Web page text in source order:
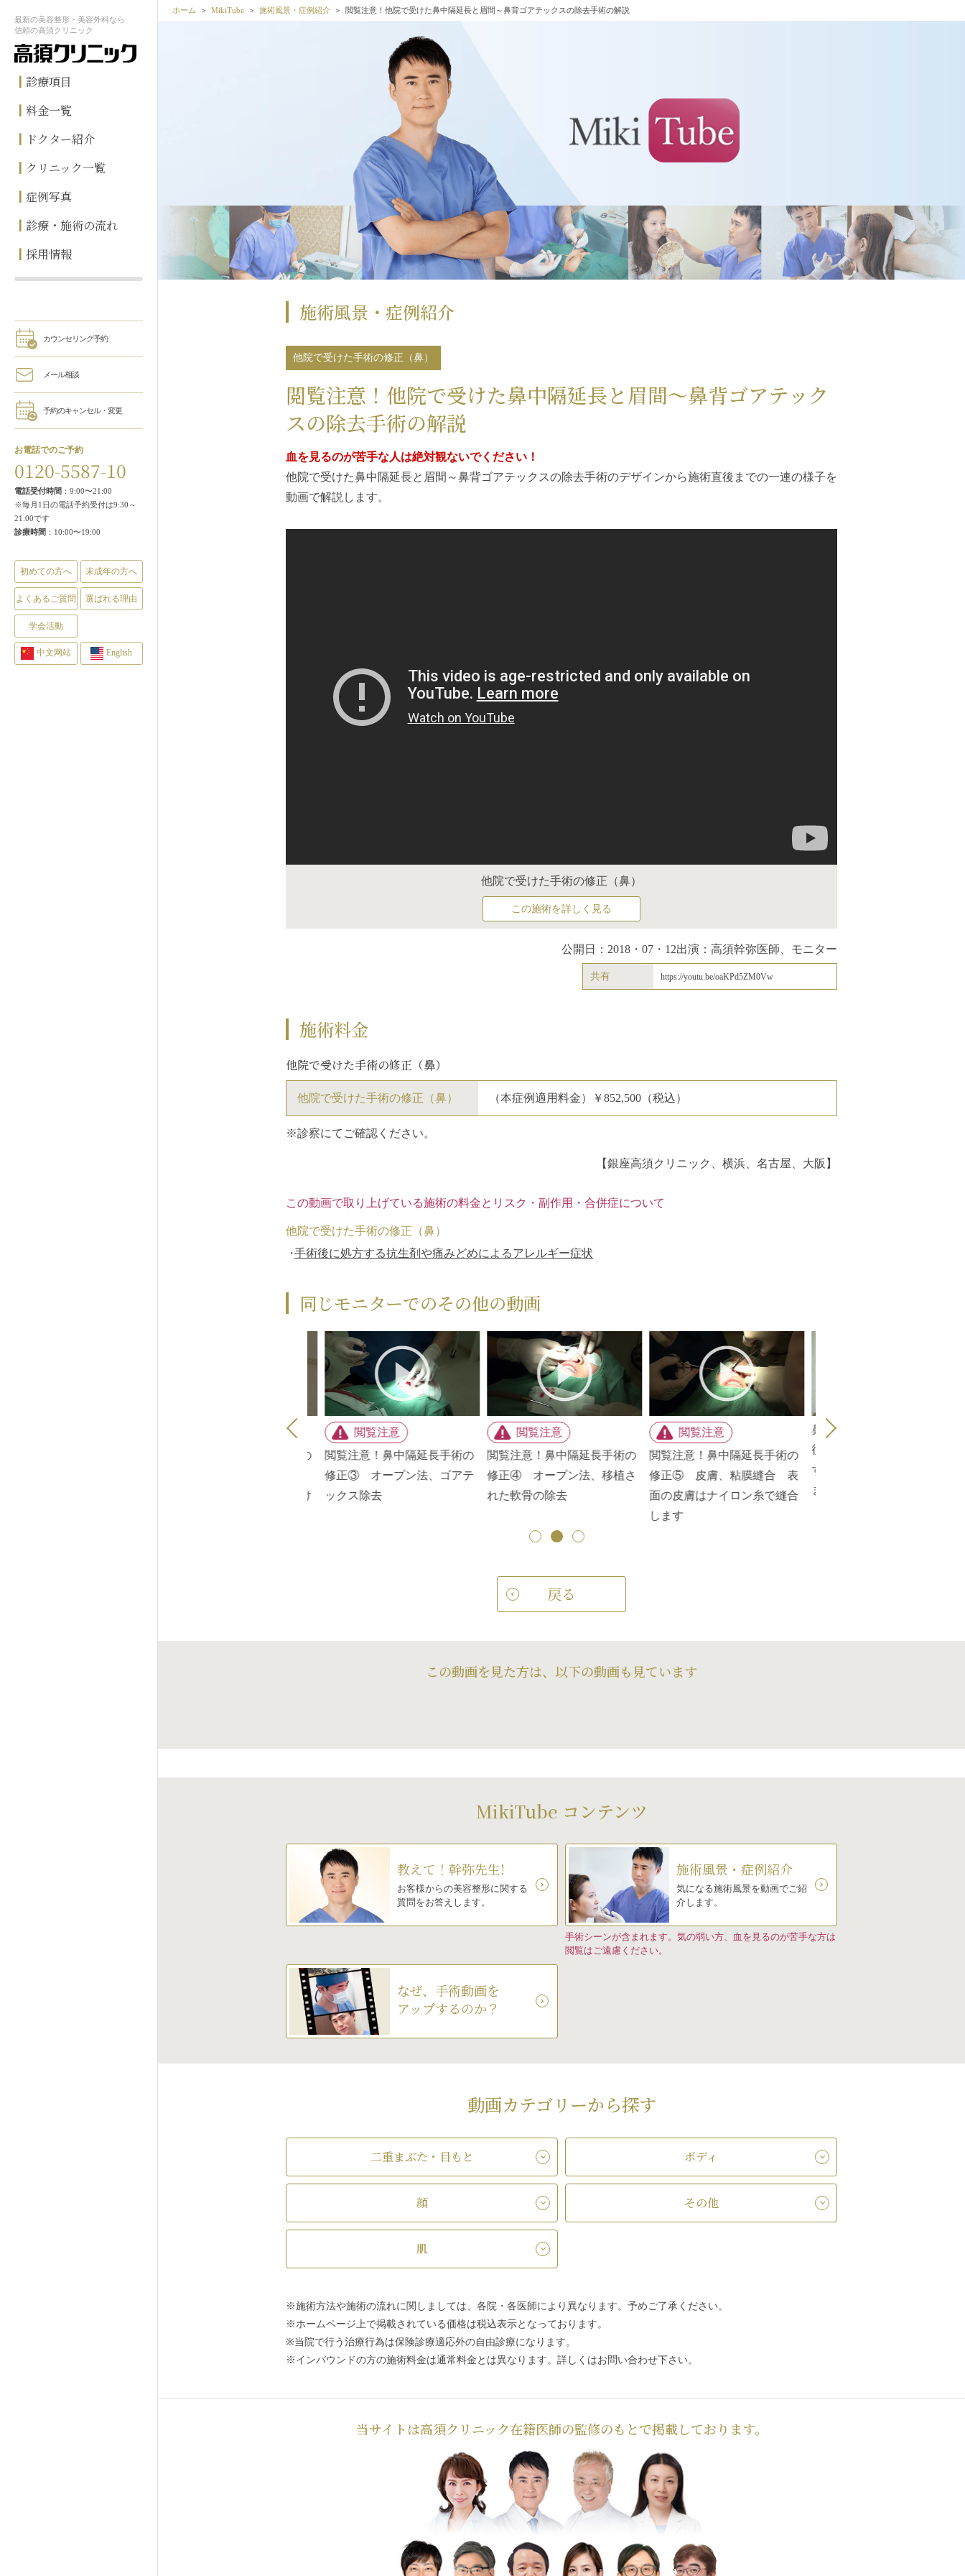
最新の美容整形・美容外科なら
信頼の高須クリニック
診療項目
料金一覧
ドクター紹介
クリニック一覧
症例写真
診療・施術の流れ
採用情報
カウンセリング予約
メール相談
予約のキャンセル・変更
お電話でのご予約
0120-5587-10
電話受付時間 ：9:00〜21:00
※毎月1日の電話予約受付は9:30～
21:00です
診療時間 ：10:00〜19:00
初めての方へ 未成年の方へ
よくあるご質問 選ばれる理由
学会活動
中文网站 English
ホーム MikiTube 施術風景・症例紹介 閲覧注意！他院で受けた鼻中隔延長と眉間～鼻背ゴアテックスの除去手術の解説
施術風景・症例紹介
他院で受けた手術の修正（鼻）
閲覧注意！他院で受けた鼻中隔延長と眉間～鼻背ゴアテック
スの除去手術の解説
血を見るのが苦手な人は絶対観ないでください！
他院で受けた鼻中隔延長と眉間～鼻背ゴアテックスの除去手術のデザインから施術直後までの一連の様子を
動画で解説します。
他院で受けた手術の修正（鼻）
この施術を詳しく見る
公開日：2018・07・12出演：高須幹弥医師、モニター
共有 https://youtu.be/oaKPd5ZM0Vw
施術料金
他院で受けた手術の修正（鼻）
他院で受けた手術の修正（鼻） （本症例適用料金）￥852,500（税込）
※診察にてご確認ください。
【銀座高須クリニック、横浜、名古屋、大阪】
この動画で取り上げている施術の料金とリスク・副作用・合併症について
他院で受けた手術の修正（鼻）
手術後に処方する抗生剤や痛みどめによるアレルギー症状
同じモニターでのその他の動画
閲覧注意！鼻中隔延長手術の
修正④ オープン法、移植さ
れた軟骨の除去
閲覧注意！鼻中隔延長手術の
修正⑤ 皮膚、粘膜縫合 表
面の皮膚はナイロン糸で縫合
鼻中隔延長手術の修正手術直
後の映像 ギプス固定はせ
ず、テーピング固定のみにし
鼻中隔延長手術の修正手術後1
週間の経過映像 大きな腫れ
は引いています
戻る
この動画を見た方は、以下の動画も見ています
MikiTube コンテンツ
教えて！幹弥先生!
お客様からの美容整形に関する
質問をお答えします。
施術風景・症例紹介
気になる施術風景を動画でご紹
介します。
手術シーンが含まれます。気の弱い方、血を見るのが苦手な方は
閲覧はご遠慮ください。
なぜ、手術動画を
アップするのか？
動画カテゴリーから探す
二重まぶた・目もと
顔
肌
ボディ
その他
※施術方法や施術の流れに関しましては、各院・各医師により異なります。予めご了承ください。
※ホームページ上で掲載されている価格は税込表示となっております。
※当院で行う治療行為は保険診療適応外の自由診療になります。
※インバウンドの方の施術料金は通常料金とは異なります。詳しくはお問い合わせ下さい。
当サイトは高須クリニック在籍医師の監修のもとで掲載しております。